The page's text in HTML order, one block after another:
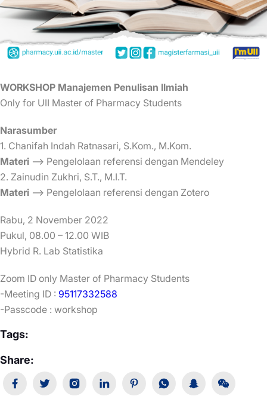
WORKSHOP Manajemen Penulisan Ilmiah
Only for UII Master of Pharmacy Students
Narasumber
1. Chanifah Indah Ratnasari, S.Kom., M.Kom.
Materi –> Pengelolaan referensi dengan Mendeley
2. Zainudin Zukhri, S.T., M.I.T.
Materi –> Pengelolaan referensi dengan Zotero
Rabu, 2 November 2022
Pukul, 08.00 – 12.00 WIB
Hybrid R. Lab Statistika
Zoom ID only Master of Pharmacy Students
-Meeting ID : 95117332588
-Passcode : workshop
Tags:
Share: